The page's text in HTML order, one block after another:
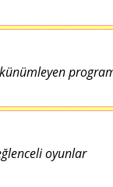
oyunlar